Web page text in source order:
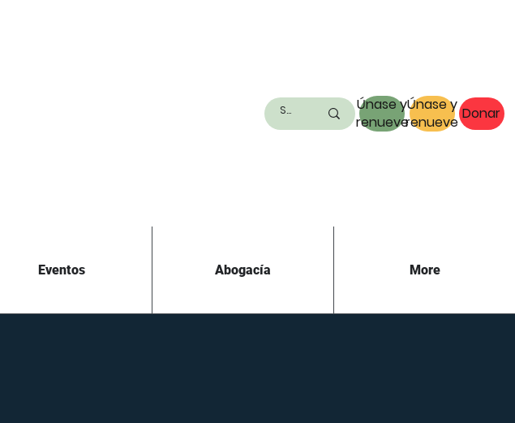
Únase y
renueve
Únase y
renueve Donar
Eventos Abogacía More